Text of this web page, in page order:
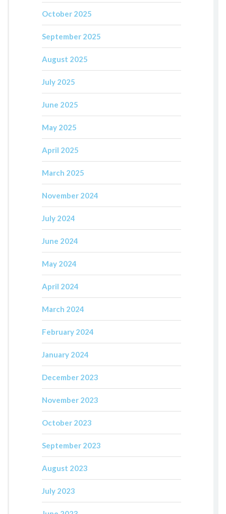
October 2025
September 2025
August 2025
July 2025
June 2025
May 2025
April 2025
March 2025
November 2024
July 2024
June 2024
May 2024
April 2024
March 2024
February 2024
January 2024
December 2023
November 2023
October 2023
September 2023
August 2023
July 2023